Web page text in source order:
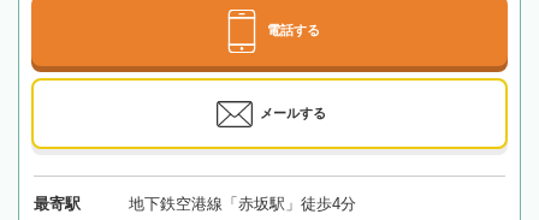
電話する
メールする
最寄駅 地下鉄空港線「赤坂駅」徒歩4分